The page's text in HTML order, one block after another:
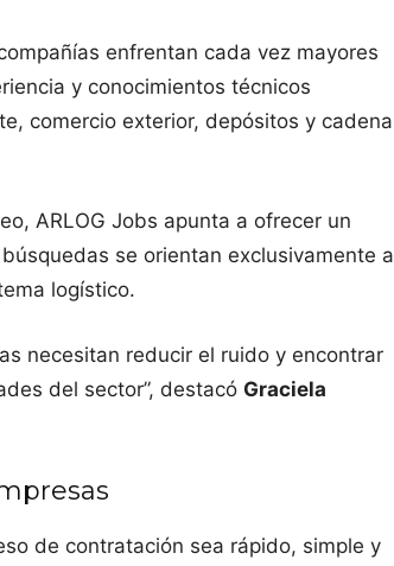
enfrentan cada vez mayores
y conocimientos técnicos
comercio exterior, depósitos y cadena
ARLOG Jobs apunta a ofrecer un
se orientan exclusivamente a
logístico.
necesitan reducir el ruido y encontrar
del sector”, destacó Graciela
de contratación sea rápido, simple y